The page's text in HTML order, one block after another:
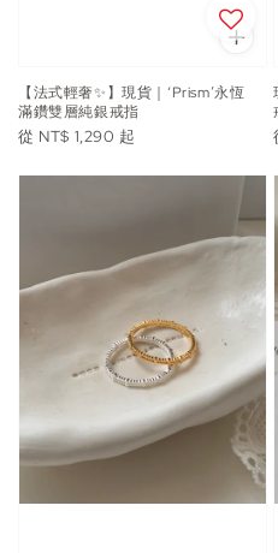
【法式輕奢✨】現貨｜‘Prism’永恆
滿鑽雙層純銀戒指
Regular
從 NT$ 1,290 起